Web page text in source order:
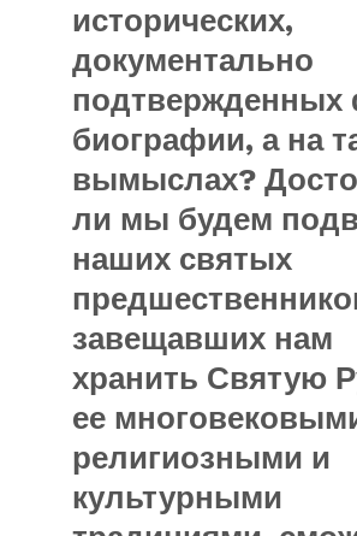
исторических,
документально
подтвержденных
биографии, а на
вымыслах?
ли мы будем
наших святых
завещавших нам
хранить Святую
ее
религиозными и
культурными